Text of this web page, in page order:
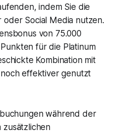
indem Sie die
Social Media nutzen.
von 75.000
für die Platinum
Kombination mit
effektiver genutzt
während der
zusätzlichen